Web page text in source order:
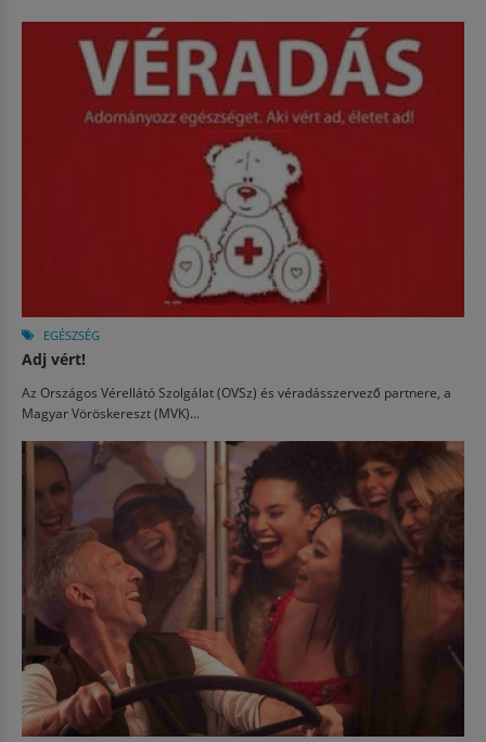
EGÉSZSÉG
Adj vért!
Az Országos Vérellátó Szolgálat (OVSz) és véradásszervező partnere, a
Magyar Vöröskereszt (MVK)...